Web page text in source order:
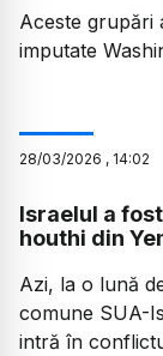
Aceste grupări
imputate
28/03/2026 , 14:02
Israelul a
houthi din
Azi, la o lună
comune SUA-
intră în